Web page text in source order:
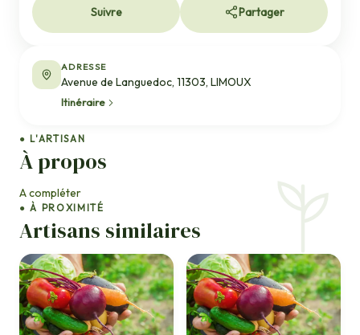
● L'ARTISAN
À propos
A compléter
● À PROXIMITÉ
Artisans similaires
Suivre Partager
ADRESSE
Avenue de Languedoc, 11303, LIMOUX
Itinéraire